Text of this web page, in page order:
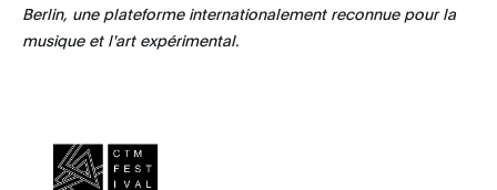
Berlin, une plateforme internationalement reconnue pour la
musique et l'art expérimental.